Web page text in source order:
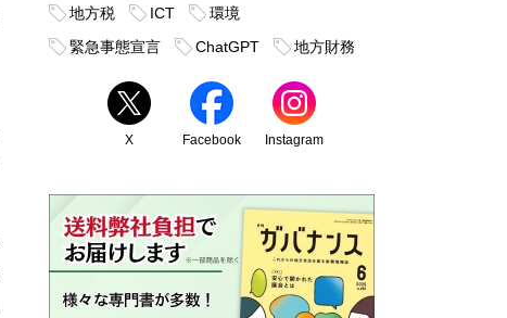
地方税
ICT
環境
緊急事態宣言
ChatGPT 地方財務
X Facebook Instagram